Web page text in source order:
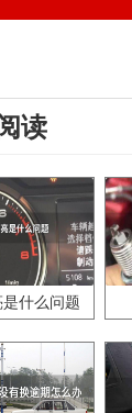
读
什么问题